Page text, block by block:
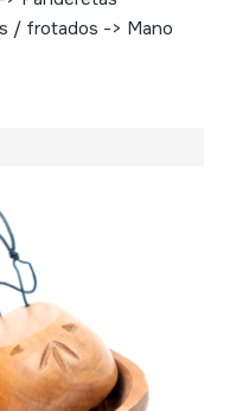
/ frotados -> Mano